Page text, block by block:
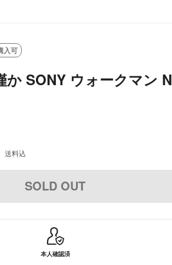
入可
か SONY ウォークマン N
送料込
SOLD OUT
本人確認済